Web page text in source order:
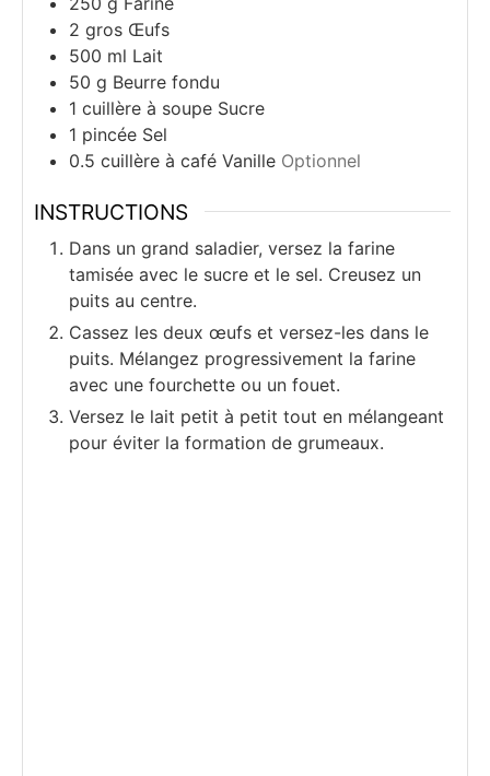
2 gros Œufs
500 ml Lait
50 g Beurre fondu
1 cuillère à soupe Sucre
1 pincée Sel
0.5 cuillère à café Vanille Optionnel
INSTRUCTIONS
Dans un grand saladier, versez la farine
tamisée avec le sucre et le sel. Creusez un
puits au centre.
Cassez les deux œufs et versez-les dans le
puits. Mélangez progressivement la farine
avec une fourchette ou un fouet.
Versez le lait petit à petit tout en mélangeant
pour éviter la formation de grumeaux.